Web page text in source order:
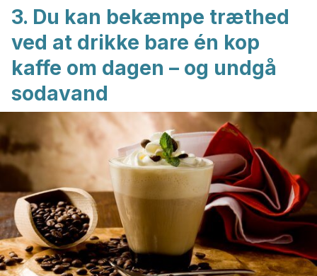
3. Du kan bekæmpe træthed
ved at drikke bare én kop
kaffe om dagen – og undgå
sodavand